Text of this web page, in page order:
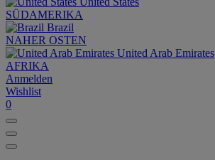
SÜDAMERIKA
Brazil
NAHER OSTEN
United Arab Emirates
AFRIKA
Anmelden
Wishlist
0